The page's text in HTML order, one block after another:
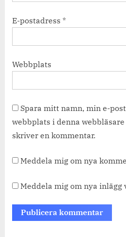
E-postadress *
Webbplats
Spara mitt namn, min e-
webbplats i denna
skriver en kommentar.
Meddela mig om nya
Meddela mig om nya inlägg